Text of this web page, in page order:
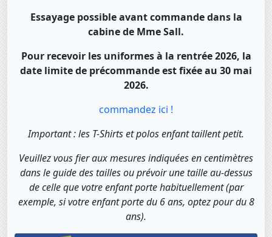
Essayage possible avant commande dans la
cabine de Mme Sall.
Pour recevoir les uniformes à la rentrée 2026, la
date limite de précommande est fixée au 30 mai
2026.
commandez ici !
Important : les T-Shirts et polos enfant taillent petit.
Veuillez vous fier aux mesures indiquées en centimètres
dans le guide des tailles ou prévoir une taille au-dessus
de celle que votre enfant porte habituellement (par
exemple, si votre enfant porte du 6 ans, optez pour du 8
ans).